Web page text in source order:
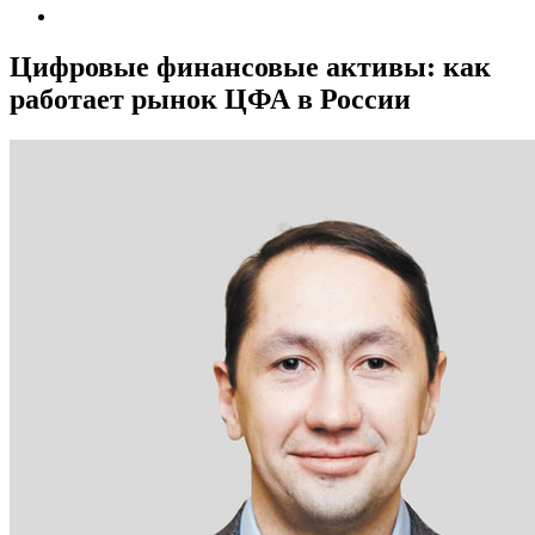
Цифровые финансовые активы: как
работает рынок ЦФА в России